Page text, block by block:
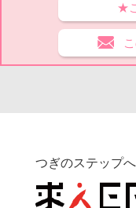
★
つぎのステップへ